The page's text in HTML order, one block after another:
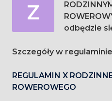
Z
RODZINNYM RAJDZIE
odbędzie
Szczegóły w
REGULAMIN X
ROWEROWEGO